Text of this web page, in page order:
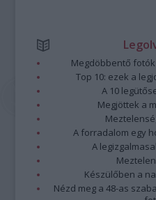
Megdöbbentő
Top 10: ezek a
A 10
Megjöttek a
A forradalom egy
A
Készülőben a
Nézd meg a 48-as